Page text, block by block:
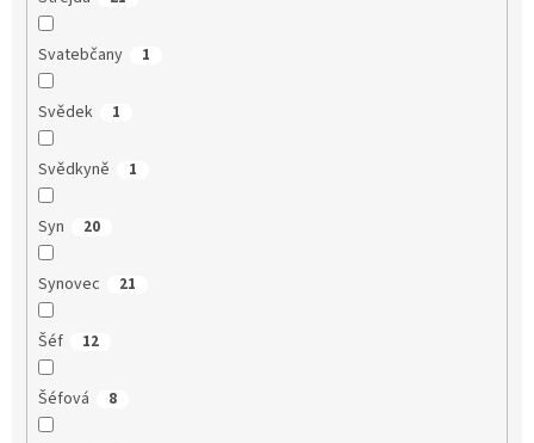
Svatebčany 1
Svědek 1
Svědkyně 1
Syn 20
Synovec 21
Šéf 12
Šéfová 8